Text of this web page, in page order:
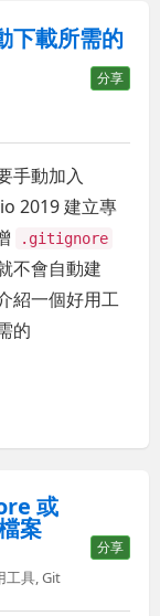
下載所需的
分享
手動加入
2019 建立專
.gitignore
不會自動建
紹一個好用工
的
或
案
分享
工具,Git